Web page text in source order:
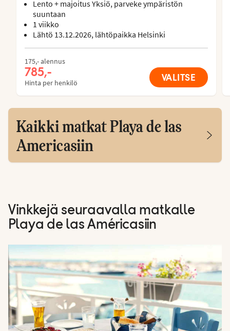
Lento + majoitus Yksiö, parveke ympäristön
suuntaan
1 viikko
Lähtö 13.12.2026, lähtöpaikka Helsinki
175,- alennus
785,-
Hinta per henkilö VALITSE
Kaikki matkat Playa de las
Americasiin
Vinkkejä seuraavalla matkalle
Playa de las Américasiin